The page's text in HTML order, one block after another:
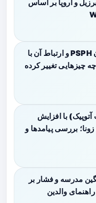
و اروپا بر اساس
کشفی جدید درباره ژن PSPH و ارتباط آن با
چیزهایی تغییر کرده
آتوپیک) با افزایش
به زونا؛ بررسی پیامدها و
مدرسه و فشار بر
والدین